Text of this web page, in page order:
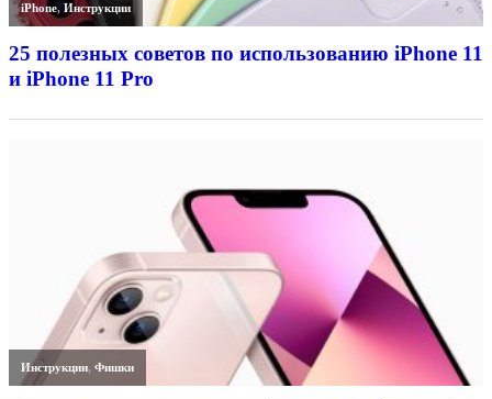
iPhone,Инструкции
25 полезных советов по использованию iPhone 11
и iPhone 11 Pro
Инструкции,Фишки